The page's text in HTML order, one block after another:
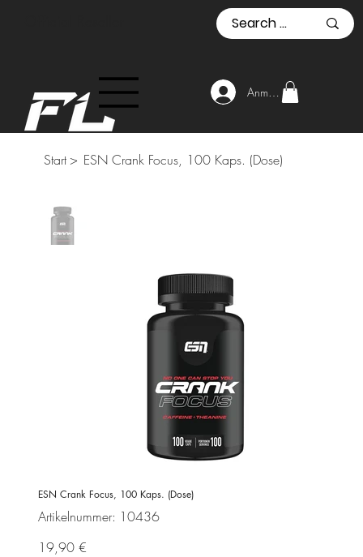
Anmelden
Start > ESN Crank Focus, 100 Kaps. (Dose)
ESN Crank Focus, 100 Kaps. (Dose)
Artikelnummer:
Artikelnummer:
10436
10436
Preis
19,90 €